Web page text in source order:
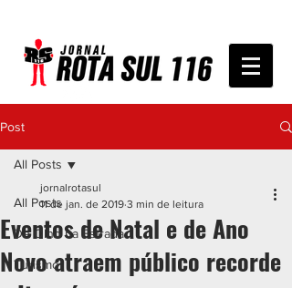
Post
All Posts
De Olho na Estrada
Turismo
All Posts
Eventos de Natal e de Ano
Novo atraem público recorde
jornalrotasul
11 de jan. de 2019 3 min de leitura